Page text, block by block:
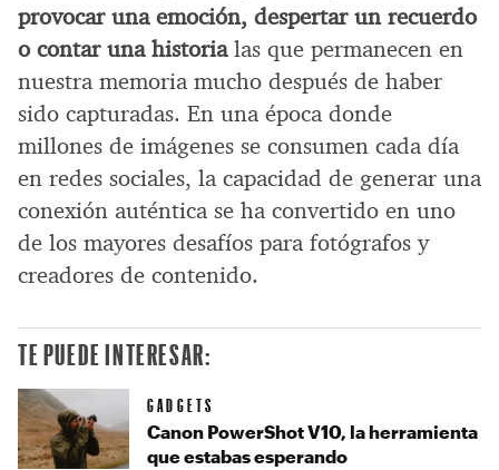
provocar una emoción, despertar un recuerdo
o contar una historialas que permanecen en
nuestra memoria mucho después de haber
sido capturadas. En una época donde
millones de imágenes se consumen cada día
en redes sociales, la capacidad de generar una
conexión auténtica se ha convertido en uno
de los mayores desafíos para fotógrafos y
creadores de contenido.
TE PUEDE INTERESAR:
GADGETS
Canon PowerShot V10, la herramienta
que estabas esperando